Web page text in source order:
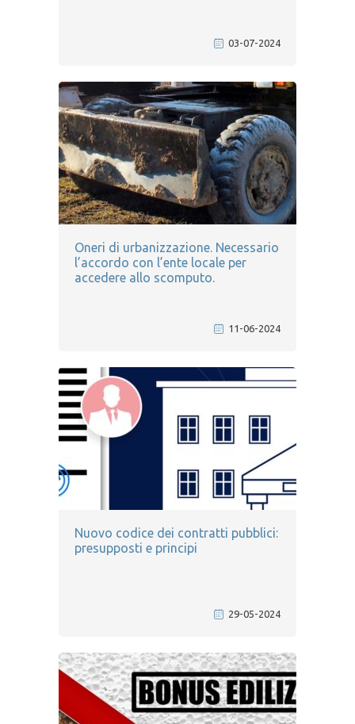
03-07-2024
Oneri di urbanizzazione. Necessario
l’accordo con l’ente locale per
accedere allo scomputo.
11-06-2024
Nuovo codice dei contratti pubblici:
presupposti e principi
29-05-2024